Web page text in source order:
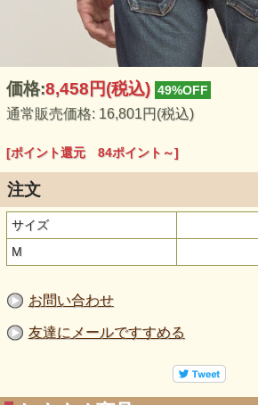
価格:8,458円(税込) 49%OFF
通常販売価格: 16,801円(税込)
[ポイント還元 84ポイント～]
注文
サイズ
M
お問い合わせ
友達にメールですすめる